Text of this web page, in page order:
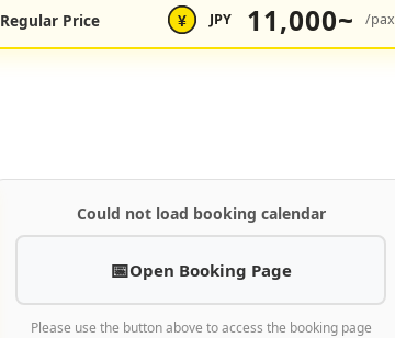
Regular Price ¥ JPY 11,000~ /pax
Could not load booking calendar
Open Booking Page
Please use the button above to access the booking page